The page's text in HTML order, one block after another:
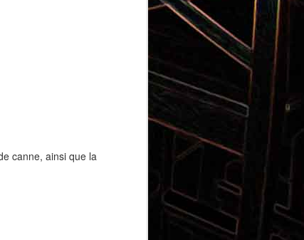
canne, ainsi que la
Panna cotta au coulis de kiwi